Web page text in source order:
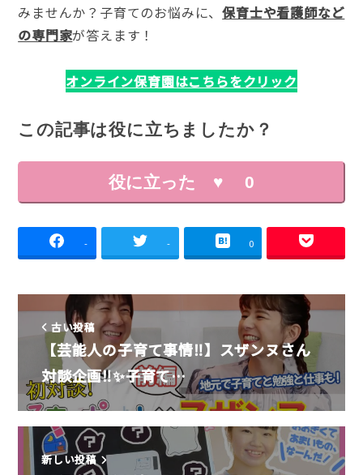
みませんか？子育てのお悩みに、保育士や看護師など
の専門家が答えます！
オンライン保育園はこちらをクリック
この記事は役に立ちましたか？
役に立った ♥ 0
- - 0
古い投稿
【芸能人の子育て事情‼️】スザンヌさん
対談企画‼️✨️子育て…
新しい投稿